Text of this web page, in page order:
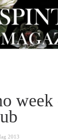
week
2013